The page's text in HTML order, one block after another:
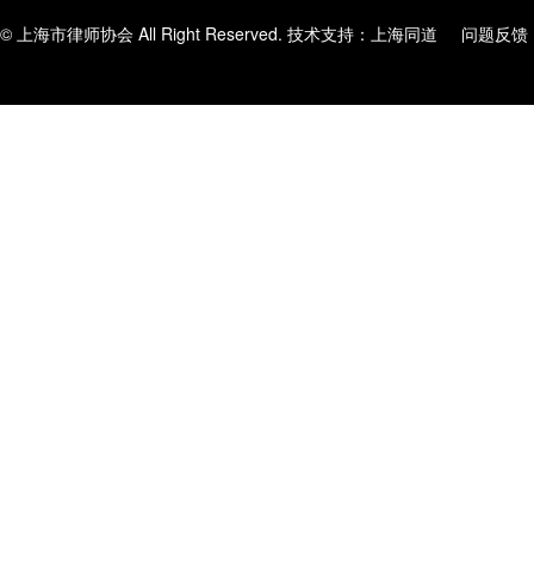
© 上海市律师协会 All Right Reserved. 技术支持： 上海同道 问题反馈